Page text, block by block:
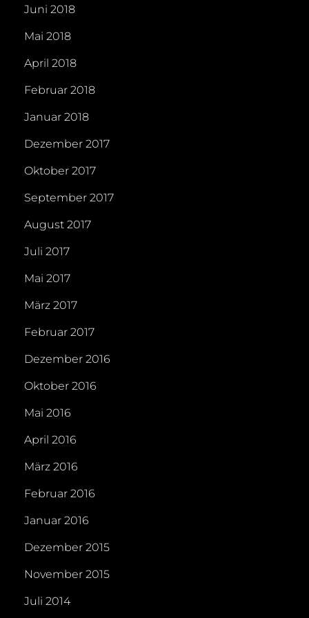
Juni 2018
Mai 2018
April 2018
Februar 2018
Januar 2018
Dezember 2017
Oktober 2017
September 2017
August 2017
Juli 2017
Mai 2017
März 2017
Februar 2017
Dezember 2016
Oktober 2016
Mai 2016
April 2016
März 2016
Februar 2016
Januar 2016
Dezember 2015
November 2015
Juli 2014